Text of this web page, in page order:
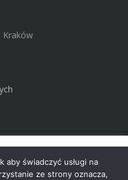
Kraków
Resources ©
zgodę na używanie
aby świadczyć usługi na
ze strony oznacza,